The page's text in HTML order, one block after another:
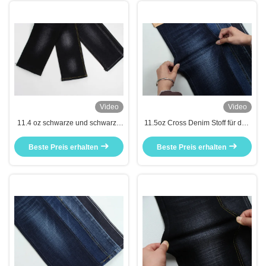
Video
11.4 oz schwarze und schwarze
Beste Preis erhalten
Video
11.5oz Cross Denim Stoff für den
Beste Preis erhalten